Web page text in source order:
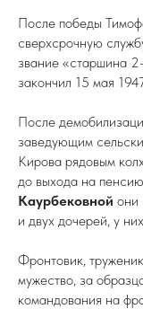
После победы
сверхсрочную
звание «старшина
закончил 15 мая
После
заведующим
Кирова рядовым
до выхода на
Каурбековной они
и двух дочерей, у
Фронтовик,
мужество, за
командования на